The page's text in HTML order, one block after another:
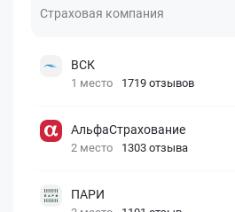
Страховая компания
ВСК
1 место 1719 отзывов
АльфаСтрахование
2 место 1303 отзыва
ПАРИ